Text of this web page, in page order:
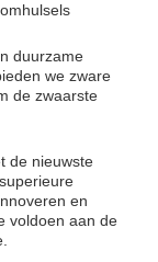
duurzame
we zware
de zwaarste
de nieuwste
en
voldoen aan de